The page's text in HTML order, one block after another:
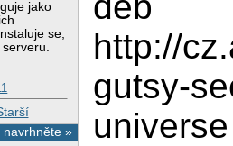
jako
se,
navrhněte »
http://
gutsy-